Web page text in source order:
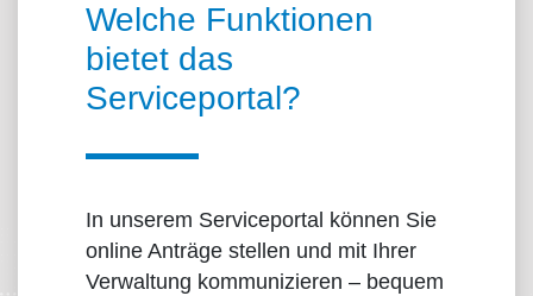
Welche Funktionen
bietet das
Serviceportal?
In unserem Serviceportal können Sie
online Anträge stellen und mit Ihrer
Verwaltung kommunizieren – bequem